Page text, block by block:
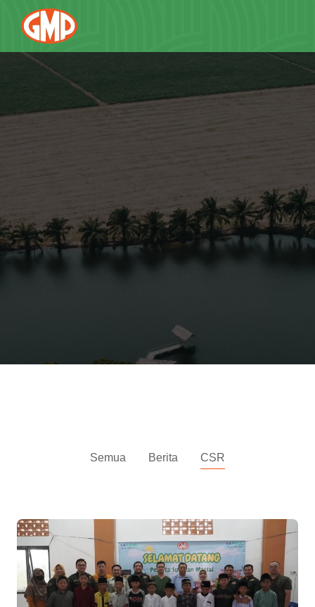
Semua Berita CSR